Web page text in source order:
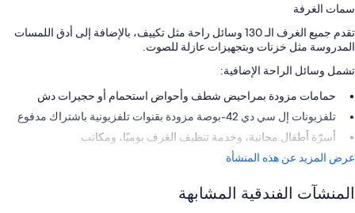
سمات الغرفة
تقدم جميع الغرف الـ 130 وسائل راحة مثل تكييف، بالإضافة إلى أدق اللمسات
المدروسة مثل خزنات وبتجهيزات عازلة للصوت.
تشمل وسائل الراحة الإضافية:
حمامات مزودة بمراحيض شطف وأحواض استحمام أو حجيرات دش
تلفزيونات إل سي دي 42-بوصة مزودة بقنوات تلفزيونية باشتراك مدفوع
أسرّة أطفال مجانية، وخدمة تنظيف الغرف يوميًا، ومكاتب
عرض المزيد عن هذه المنشأة
المنشآت الفندقية المشابهة